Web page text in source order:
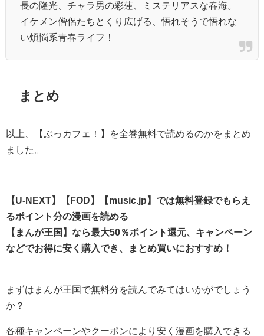
長の隆光、チャラ男の彩蓮、ミステリアスな春海。
イケメン僧侶たちとくり広げる、悟れそうで悟れな
い煩悩系青春ライフ！
まとめ
以上、【ぶっカフェ！】を全巻無料で読めるのかをまとめ
ました。
【U-NEXT】【FOD】【music.jp】では無料登録でもらえ
るポイント分の漫画を読める
【まんが王国】なら最大50％ポイント還元、キャンペーン
などでお得に安く購入でき、まとめ買いにおすすめ！
まずはまんが王国で無料分を読んでみてはいかがでしょう
か？
各種キャンペーンやクーポンにより安く漫画を購入できる